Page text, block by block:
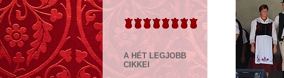
A HÉT LEGJOBB
CIKKEI